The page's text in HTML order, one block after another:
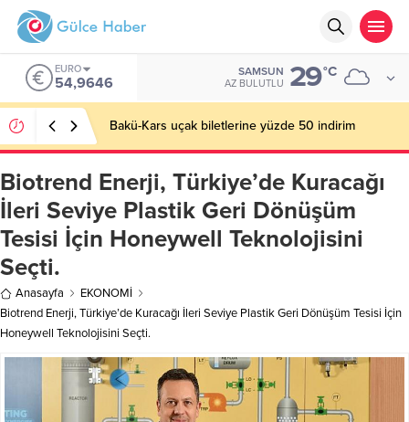
EURO
54,9646
SAMSUN
AZ BULUTLU 29°C
Bakü-Kars uçak biletlerine yüzde 50 indirim
Biotrend Enerji, Türkiye’de Kuracağı
İleri Seviye Plastik Geri Dönüşüm
Tesisi İçin Honeywell Teknolojisini
Seçti.
Anasayfa
EKONOMİ
Biotrend Enerji, Türkiye’de Kuracağı İleri Seviye Plastik Geri Dönüşüm Tesisi İçin
Honeywell Teknolojisini Seçti.